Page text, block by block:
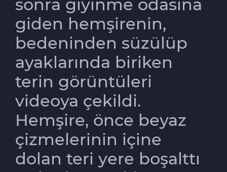
sonra giyinme odasına
giden hemşirenin,
bedeninden süzülüp
ayaklarında biriken
terin görüntüleri
videoya çekildi.
Hemşire, önce beyaz
çizmelerinin içine
dolan teri yere boşalttı